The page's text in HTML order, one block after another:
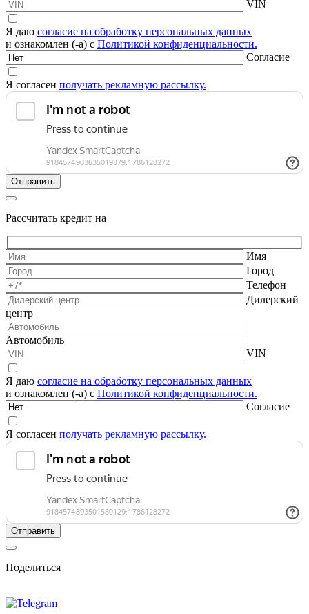
VIN
Я даю согласие на обработку персональных данных
и ознакомлен (-а) с Политикой конфиденциальности.
Согласие
Я согласен получать рекламную рассылку.
Рассчитать кредит на
Имя
Город
Телефон
Дилерский
центр
Автомобиль
VIN
Я даю согласие на обработку персональных данных
и ознакомлен (-а) с Политикой конфиденциальности.
Согласие
Я согласен получать рекламную рассылку.
Поделиться